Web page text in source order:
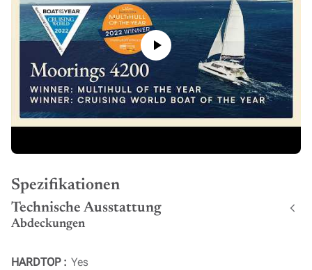
Spezifikationen
Technische Ausstattung
Abdeckungen
HARDTOP
Yes